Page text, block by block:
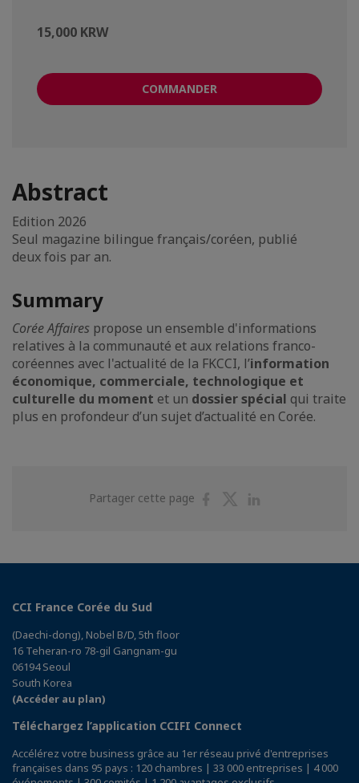
15,000 KRW
COMMANDER
Abstract
Edition 2026
Seul magazine bilingue français/coréen, publié
deux fois par an.
Summary
Corée Affaires propose un ensemble d'informations
relatives à la communauté et aux relations franco-
coréennes avec l'actualité de la FKCCI, l’information
économique, commerciale, technologique et
culturelle du moment et un dossier spécial qui traite
plus en profondeur d’un sujet d’actualité en Corée.
Partager cette page
PartagerPartager
CCI France Corée du Sud
(Daechi-dong), Nobel B/D, 5th floor
16 Teheran-ro 78-gil Gangnam-gu
06194 Seoul
South Korea
(Accéder au plan)
Téléchargez l’application CCIFI Connect
Accélérez votre business grâce au 1er réseau privé d'entreprises
françaises dans 95 pays : 120 chambres | 33 000 entreprises | 4 000